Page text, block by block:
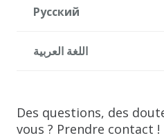
Русский
اللغة العربية
Des questions, des
vous ? Prendre contact !